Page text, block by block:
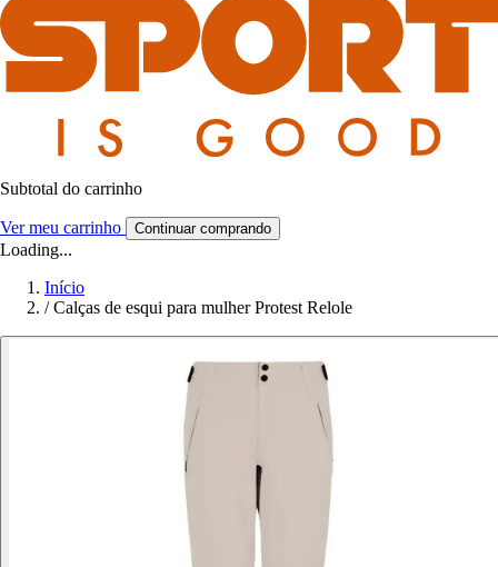
Subtotal do carrinho
Ver meu carrinho Continuar comprando
Loading...
Início
/ Calças de esqui para mulher Protest Relole